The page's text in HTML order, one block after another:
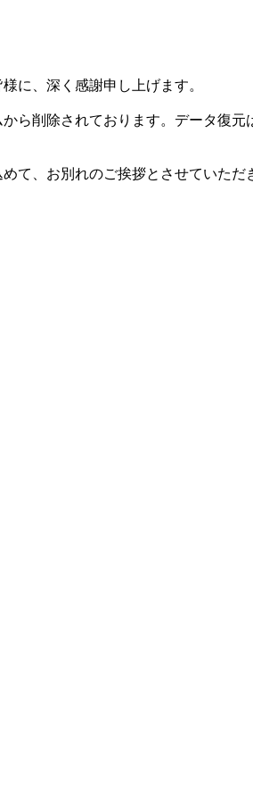
に、深く感謝申し上げます。
ら削除されております。データ復
て、お別れのご挨拶とさせていただ